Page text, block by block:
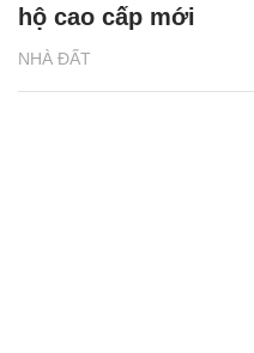
NHÀ ĐẤT
hộ cao cấp mới